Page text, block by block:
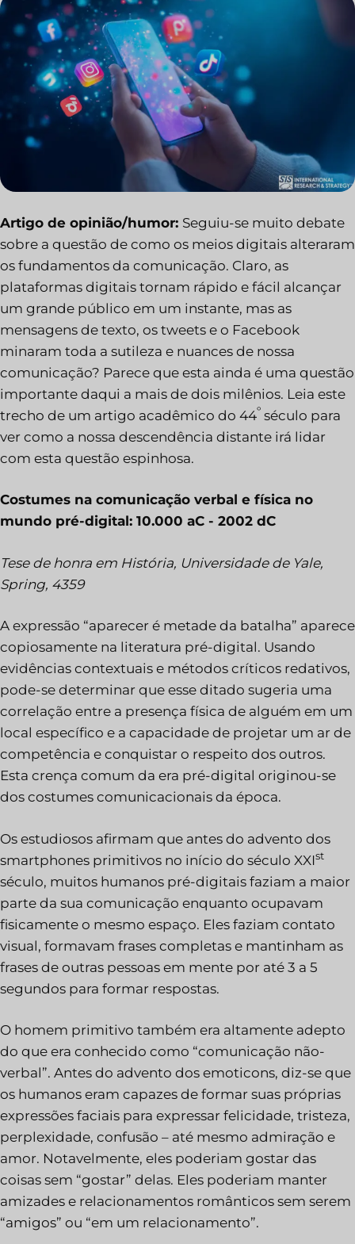
Artigo de opinião/humor: Seguiu-se muito debate
sobre a questão de como os meios digitais alteraram
os fundamentos da comunicação. Claro, as
plataformas digitais tornam rápido e fácil alcançar
um grande público em um instante, mas as
mensagens de texto, os tweets e o Facebook
minaram toda a sutileza e nuances de nossa
comunicação? Parece que esta ainda é uma questão
importante daqui a mais de dois milênios. Leia este
trecho de um artigo acadêmico do 44º século para
ver como a nossa descendência distante irá lidar
com esta questão espinhosa.
Costumes na comunicação verbal e física no
mundo pré-digital: 10.000 aC - 2002 dC
Tese de honra em História, Universidade de Yale,
Spring, 4359
A expressão “aparecer é metade da batalha” aparece
copiosamente na literatura pré-digital. Usando
evidências contextuais e métodos críticos redativos,
pode-se determinar que esse ditado sugeria uma
correlação entre a presença física de alguém em um
local específico e a capacidade de projetar um ar de
competência e conquistar o respeito dos outros.
Esta crença comum da era pré-digital originou-se
dos costumes comunicacionais da época.
Os estudiosos afirmam que antes do advento dos
smartphones primitivos no início do século XXIst
século, muitos humanos pré-digitais faziam a maior
parte da sua comunicação enquanto ocupavam
fisicamente o mesmo espaço. Eles faziam contato
visual, formavam frases completas e mantinham as
frases de outras pessoas em mente por até 3 a 5
segundos para formar respostas.
O homem primitivo também era altamente adepto
do que era conhecido como “comunicação não-
verbal”. Antes do advento dos emoticons, diz-se que
os humanos eram capazes de formar suas próprias
expressões faciais para expressar felicidade, tristeza,
perplexidade, confusão – até mesmo admiração e
amor. Notavelmente, eles poderiam gostar das
coisas sem “gostar” delas. Eles poderiam manter
amizades e relacionamentos românticos sem serem
“amigos” ou “em um relacionamento”.